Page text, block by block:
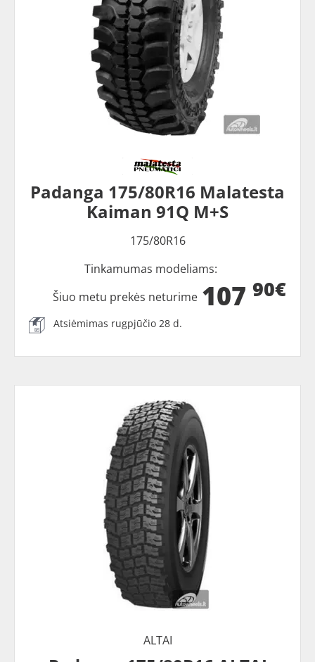
Padanga 175/80R16 Malatesta
Kaiman 91Q M+S
175/80R16
Tinkamumas modeliams:
107 90€
Šiuo metu prekės neturime
Atsiėmimas rugpjūčio 28 d.
ALTAI